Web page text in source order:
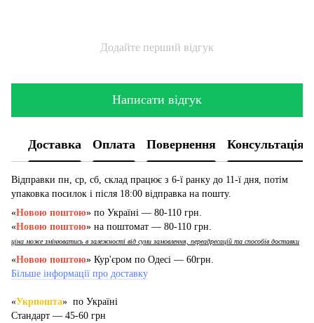
Додайте перший відгук
Написати відгук
Доставка Оплата Повернення Консультація
Відправки пн, ср, сб, склад працює з 6-ї ранку до 11-ї дня, потім
упаковка посилок і після 18:00 відправка на пошту.
«Новою поштою» по Україні — 80-110 грн.
«Новою поштою» на поштомат — 80-110 грн.
ціна може змінюватись в залежності від суми замовлення, переадресацій та способів доставки
«Новою поштою» Кур'єром по Одесі — 60грн.
Більше інформації про доставку
«Укрпошта» по Україні
Стандарт — 45-60 грн